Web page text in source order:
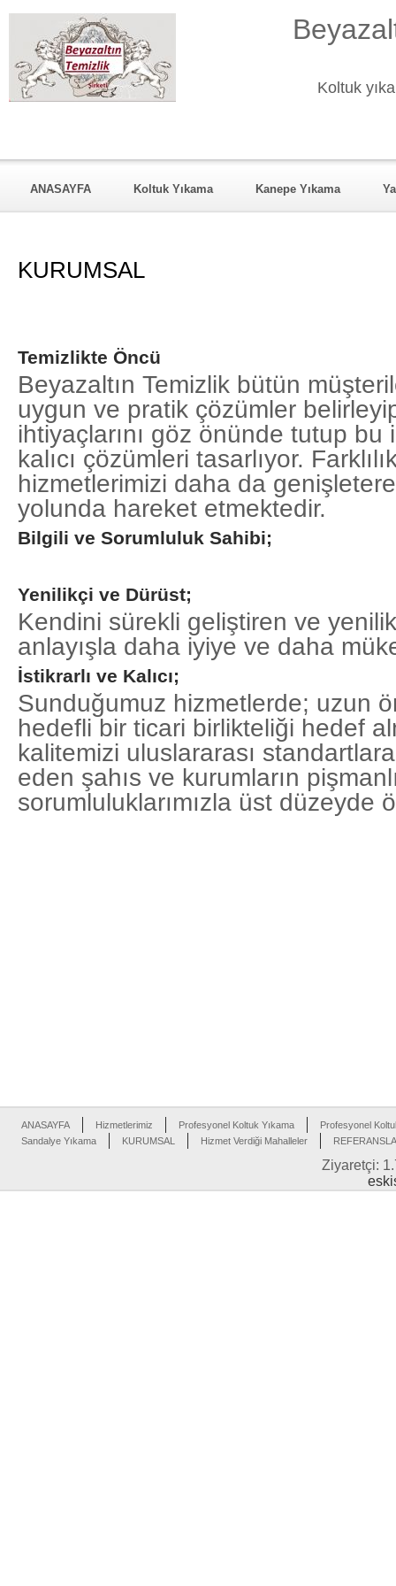
Koltuk
ANASAYFA Koltuk Yıkama Kanepe Yıkama
KURUMSAL
Temizlikte Öncü
Beyazaltın Temizlik bütün
uygun ve pratik çözümler
ihtiyaçlarını göz önünde tutup bu
kalıcı çözümleri tasarlıyor. F
hizmetlerimizi daha da
yolunda hareket etmektedir.
Bilgili ve Sorumluluk Sahibi;
Yenilikçi ve Dürüst;
Kendini sürekli geliştiren ve
anlayışla daha iyiye ve daha
İstikrarlı ve Kalıcı;
Sunduğumuz hizmetlerde; uzun
hedefli bir ticari birlikteliği hedef
kalitemizi uluslararası
eden şahıs ve kurumların
sorumluluklarımızla üst düzeyde
ANASAYFA Hizmetlerimiz Profesyonel Koltuk Yıkama
Profesyonel
Sandalye Yıkama
KURUMSAL Hizmet Verdiği Mahalleler
Ziyaretçi: